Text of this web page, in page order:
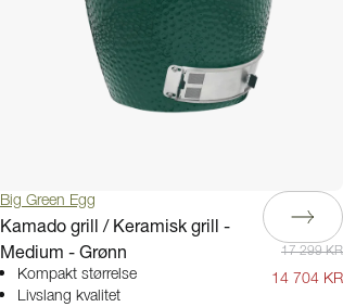
Big Green Egg
Kamado grill / Keramisk grill -
Medium - Grønn
Kompakt størrelse
Livslang kvalitet
17 299 KR
14 704 KR